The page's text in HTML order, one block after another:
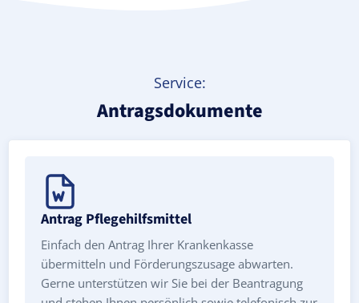
Service:
Antragsdokumente
Antrag Pflegehilfsmittel
Einfach den Antrag Ihrer Krankenkasse
übermitteln und Förderungszusage abwarten.
Gerne unterstützen wir Sie bei der Beantragung